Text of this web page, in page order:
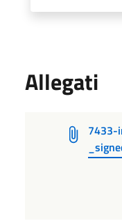
Allegati
7433-